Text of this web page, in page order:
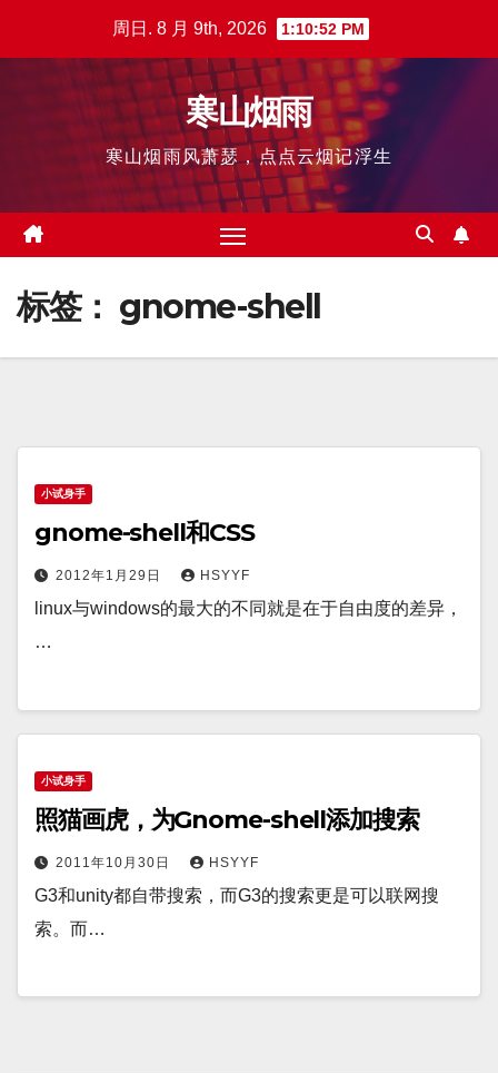
周日. 8 月 9th, 2026 1:10:52 PM
寒山烟雨
寒山烟雨风萧瑟，点点云烟记浮生
标签： gnome-shell
小试身手
gnome-shell和CSS
2012年1月29日 HSYYF
linux与windows的最大的不同就是在于自由度的差异，
…
小试身手
照猫画虎，为Gnome-shell添加搜索
2011年10月30日 HSYYF
G3和unity都自带搜索，而G3的搜索更是可以联网搜
索。而…